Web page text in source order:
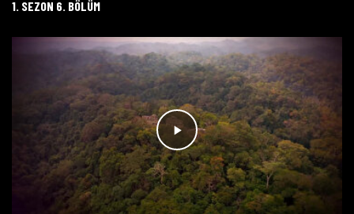
1. SEZON 6. BÖLÜM